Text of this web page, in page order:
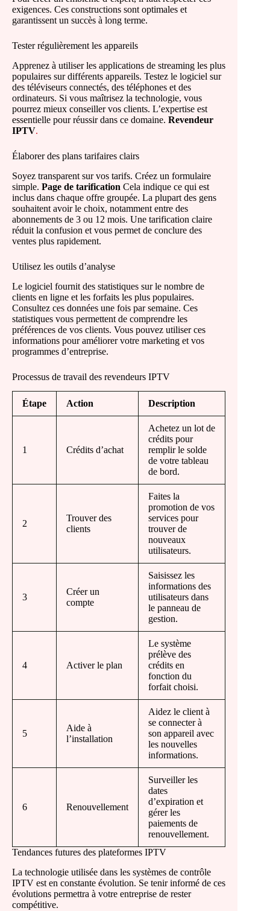
exigences. Ces constructions sont optimales et
garantissent un succès à long terme.
Tester régulièrement les appareils
Apprenez à utiliser les applications de streaming les plus
populaires sur différents appareils. Testez le logiciel sur
des téléviseurs connectés, des téléphones et des
ordinateurs. Si vous maîtrisez la technologie, vous
pourrez mieux conseiller vos clients. L’expertise est
essentielle pour réussir dans ce domaine. Revendeur
IPTV.
Élaborer des plans tarifaires clairs
Soyez transparent sur vos tarifs. Créez un formulaire
simple. Page de tarification Cela indique ce qui est
inclus dans chaque offre groupée. La plupart des gens
souhaitent avoir le choix, notamment entre des
abonnements de 3 ou 12 mois. Une tarification claire
réduit la confusion et vous permet de conclure des
ventes plus rapidement.
Utilisez les outils d’analyse
Le logiciel fournit des statistiques sur le nombre de
clients en ligne et les forfaits les plus populaires.
Consultez ces données une fois par semaine. Ces
statistiques vous permettent de comprendre les
préférences de vos clients. Vous pouvez utiliser ces
informations pour améliorer votre marketing et vos
programmes d’entreprise.
Processus de travail des revendeurs IPTV
Étape Action Description
1 Crédits d’achat
Achetez un lot de
crédits pour
remplir le solde
de votre tableau
de bord.
2
Trouver des
clients
Faites la
promotion de vos
services pour
trouver de
nouveaux
utilisateurs.
3
Créer un
compte
Saisissez les
informations des
utilisateurs dans
le panneau de
gestion.
4 Activer le plan
Le système
prélève des
crédits en
fonction du
forfait choisi.
5
Aide à
l’installation
Aidez le client à
se connecter à
son appareil avec
les nouvelles
informations.
6 Renouvellement
Surveiller les
dates
d’expiration et
gérer les
paiements de
renouvellement.
Tendances futures des plateformes IPTV
La technologie utilisée dans les systèmes de contrôle
IPTV est en constante évolution. Se tenir informé de ces
évolutions permettra à votre entreprise de rester
compétitive.